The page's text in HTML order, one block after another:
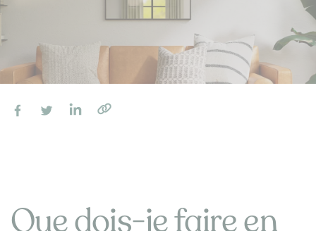
Facebook
TwitterLinkedIn
Que dois-je faire en